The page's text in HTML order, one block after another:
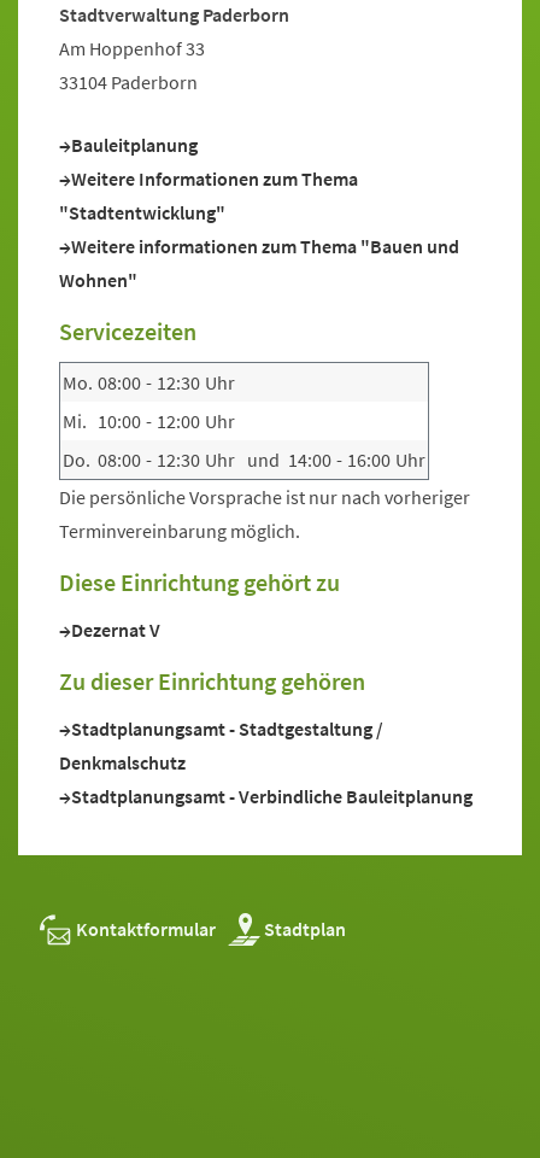
Stadtverwaltung Paderborn
Am Hoppenhof 33
33104 Paderborn
Bauleitplanung
Weitere Informationen zum Thema
"Stadtentwicklung"
Weitere informationen zum Thema "Bauen und
Wohnen"
Servicezeiten
Mo. 08:00 - 12:30 Uhr
Mi. 10:00 - 12:00 Uhr
Do. 08:00 - 12:30 Uhr und 14:00 - 16:00 Uhr
Die persönliche Vorsprache ist nur nach vorheriger
Terminvereinbarung möglich.
Diese Einrichtung gehört zu
Dezernat V
Zu dieser Einrichtung gehören
Stadtplanungsamt - Stadtgestaltung /
Denkmalschutz
Stadtplanungsamt - Verbindliche Bauleitplanung
Kontaktformular Stadtplan